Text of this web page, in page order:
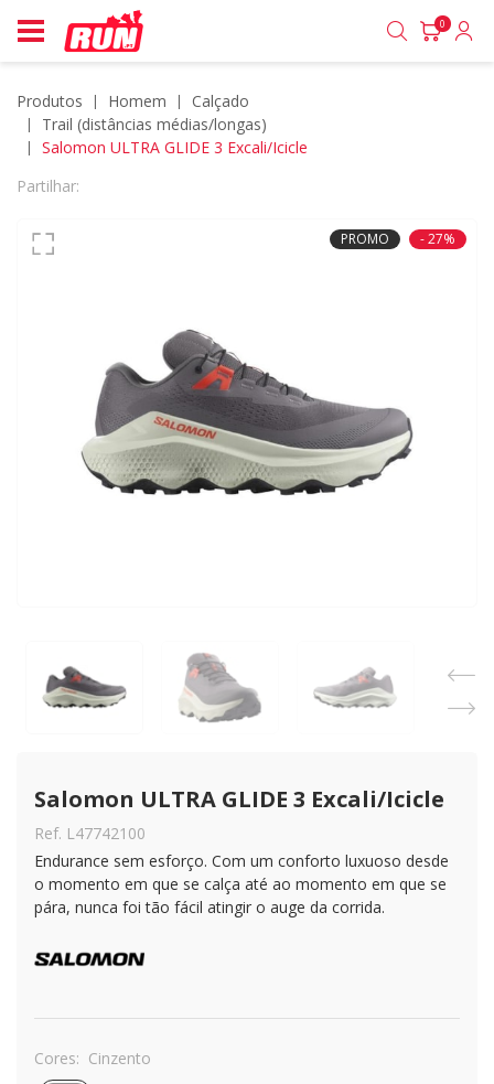
0
Produtos homem
calçado
trail (distâncias médias/longas)
Salomon ULTRA GLIDE 3 Excali/Icicle
Partilhar:
PROMO - 27%
Salomon ULTRA GLIDE 3 Excali/Icicle
Ref. L47742100
Endurance sem esforço. Com um conforto luxuoso desde
o momento em que se calça até ao momento em que se
pára, nunca foi tão fácil atingir o auge da corrida.
Cores: Cinzento